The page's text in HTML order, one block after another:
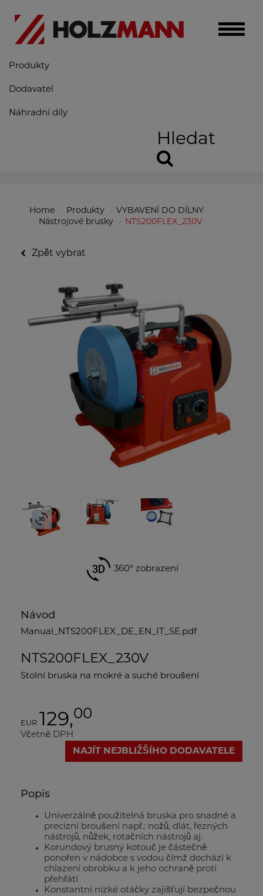
Toggle
Produkty
Dodavatel
Náhradní díly
Hledat
Home Produkty
VYBAVENÍ DO DÍLNY
Nástrojové brusky
NTS200FLEX_230V
Zpět vybrat
360° zobrazení
Návod
Manual_NTS200FLEX_DE_EN_IT_SE.pdf
NTS200FLEX_230V
Stolní bruska na mokré a suché broušení
EUR 129,00
Včetně DPH
NAJÍT NEJBLIŽŠÍHO DODAVATELE
Popis
Univerzálně použitelná bruska pro snadné a
precizní broušení např.: nožů, dlát, řezných
nástrojů, nůžek, rotačních nástrojů aj.
Korundový brusný kotouč je částečně
ponořen v nádobce s vodou čímž dochází k
chlazení obrobku a k jeho ochraně proti
přehřátí
Konstantní nízké otáčky zajišťují bezpečnou